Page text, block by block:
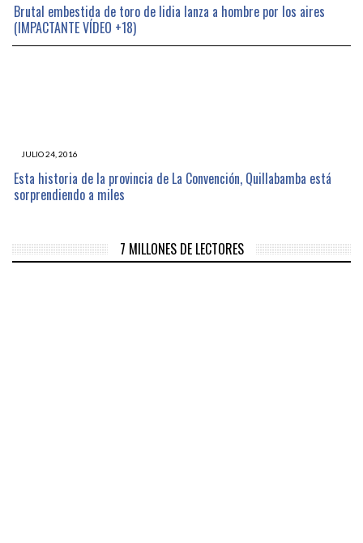
Brutal embestida de toro de lidia lanza a hombre por los aires
(IMPACTANTE VÍDEO +18)
JULIO 24, 2016
Esta historia de la provincia de La Convención, Quillabamba está
sorprendiendo a miles
7 MILLONES DE LECTORES